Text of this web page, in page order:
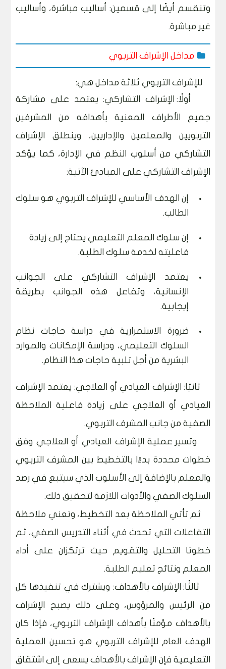
وتنقسم أيضًا إلى قسمين: أساليب مباشرة، وأساليب
غير مباشرة.
مداخل الإشراف التربوي
للإشراف التربوي ثلاثة مداخل هي:
أولًا: الإشراف التشاركي: يعتمد على مشاركة
جميع الأطراف المعنية بأهدافه من المشرفين
التربويين والمعلمين والإداريين، وينطلق الإشراف
التشاركي من أسلوب النظم في الإدارة، كما يؤكد
الإشراف التشاركي على المبادئ الآتية:
إن الهدف الأساسي للإشراف التربوي هو سلوك
الطالب.
إن سلوك المعلم التعليمي يحتاج إلى زيادة
فاعليته لخدمة سلوك الطلبة.
يعتمد الإشراف التشاركي على الجوانب
الإنسانية، وتفاعل هذه الجوانب بطريقة
إيجابية.
ضرورة الاستمرارية في دراسة حاجات نظام
السلوك التعليمي، ودراسة الإمكانات والموارد
البشرية من أجل تلبية حاجات هذا النظام.
ثانيًا: الإشراف العيادي أو العلاجي: يعتمد الإشراف
العيادي أو العلاجي على زيادة فاعلية الملاحظة
الصفية من جانب المشرف التربوي.
وتسير عملية الإشراف العيادي أو العلاجي وفق
خطوات محددة بدءًا بالتخطيط بين المشرف التربوي
والمعلم بالإضافة إلى الأسلوب الذي سيتبع في رصد
السلوك الصفي والأدوات اللازمة لتحقيق ذلك.
ثم تأتي الملاحظة بعد التخطيط، وتعني ملاحظة
التفاعلات التي تحدث في أثناء التدريس الصفي، ثم
خطوتا التحليل والتقويم حيث ترتكزان على أداء
المعلم ونتائج تعليم الطلبة.
ثالثًا: الإشراف بالأهداف: ويشترك في تنفيذها كل
من الرئيس والمرؤوس، وعلى ذلك يصبح الإشراف
بالأهداف مؤمنًا بأهداف الإشراف التربوي، فإذا كان
الهدف العام للإشراف التربوي هو تحسين العملية
التعليمية فإن الإشراف بالأهداف يسعى إلى اشتقاق